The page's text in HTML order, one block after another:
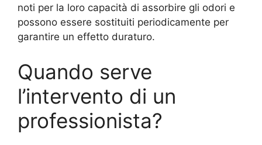
noti per la loro capacità di assorbire gli odori e
possono essere sostituiti periodicamente per
garantire un effetto duraturo.
Quando serve
l’intervento di un
professionista?